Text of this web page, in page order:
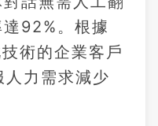
92%。根據
術的企業客戶
力需求減少